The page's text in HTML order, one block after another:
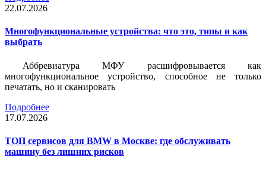
22.07.2026
Многофункциональные устройства: что это, типы и как
выбрать
Аббревиатура МФУ расшифровывается как
многофункциональное устройство, способное не только
печатать, но и сканировать
Подробнее
17.07.2026
ТОП сервисов для BMW в Москве: где обслуживать
машину без лишних рисков